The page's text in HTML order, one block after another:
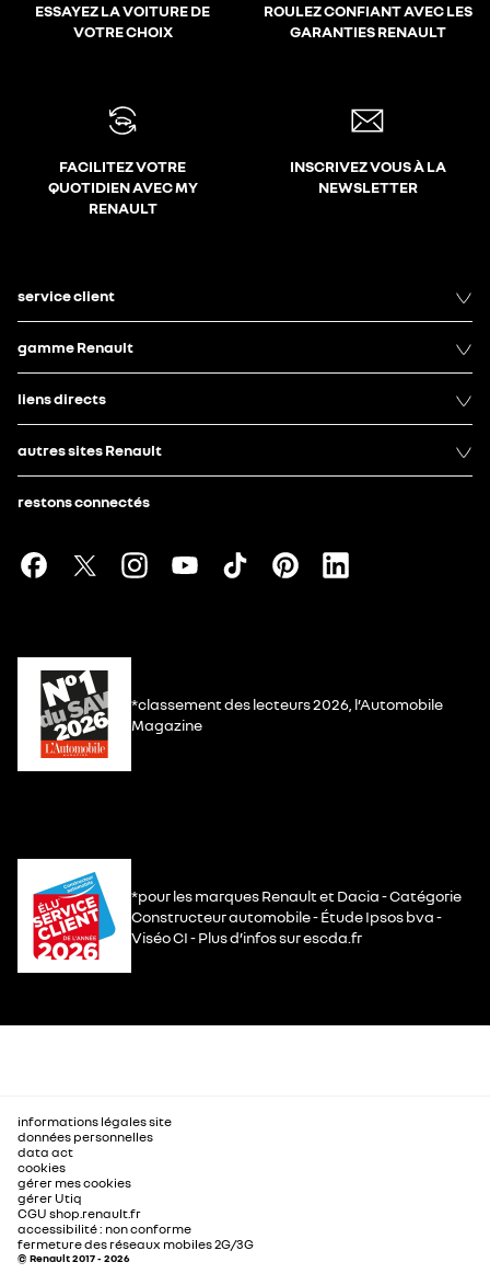
ESSAYEZ LA VOITURE DE
VOTRE CHOIX
ROULEZ CONFIANT AVEC LES
GARANTIES RENAULT
FACILITEZ VOTRE
QUOTIDIEN AVEC MY
RENAULT
INSCRIVEZ VOUS À LA
NEWSLETTER
service client
gamme Renault
liens directs
autres sites Renault
restons connectés
*classement des lecteurs 2026, l’Automobile
Magazine
*pour les marques Renault et Dacia - Catégorie
Constructeur automobile - Étude Ipsos bva -
Viséo CI - Plus d’infos sur escda.fr
informations légales site
données personnelles
data act
cookies
gérer mes cookies
gérer Utiq
CGU shop.renault.fr
accessibilité : non conforme
fermeture des réseaux mobiles 2G/3G
© Renault 2017 - 2026